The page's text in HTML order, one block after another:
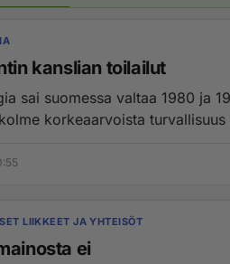
kanslian toilailut
sai suomessa valtaa 1980 ja
korkeaarvoista turvallisuus
LIIKKEET JA YHTEISÖT
ei